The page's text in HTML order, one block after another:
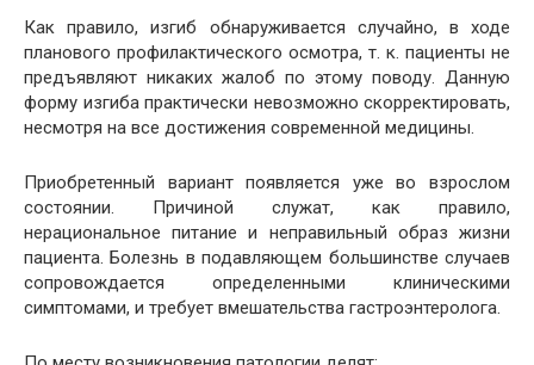
Как правило, изгиб обнаруживается случайно, в ходе
планового профилактического осмотра, т. к. пациенты не
предъявляют никаких жалоб по этому поводу. Данную
форму изгиба практически невозможно скорректировать,
несмотря на все достижения современной медицины.
Приобретенный вариант появляется уже во взрослом
состоянии. Причиной служат, как правило,
нерациональное питание и неправильный образ жизни
пациента. Болезнь в подавляющем большинстве случаев
сопровождается определенными клиническими
симптомами, и требует вмешательства гастроэнтеролога.